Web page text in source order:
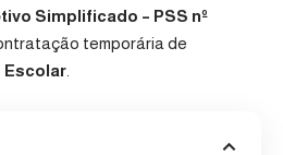
Simplificado – PSS nº
temporária de
Escolar